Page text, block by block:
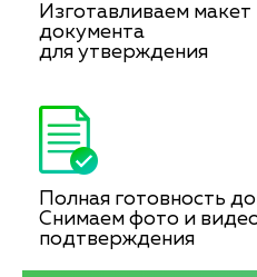
Изготавливаем макет
документа
для утверждения
Полная готовность
Снимаем фото и
подтверждения